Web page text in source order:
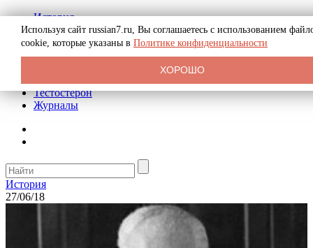
История
Биография
Криминал
Реклама на сайте
Тестостерон
Журналы
История
27/06/18
Используя сайт russian7.ru, Вы соглашаетесь с использованием
cookie, которые указаны в Политике конфиденциальности
ХОРОШО